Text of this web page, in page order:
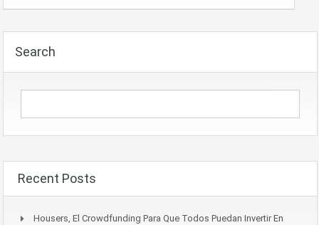
Search
Recent Posts
Housers, El Crowdfunding Para Que Todos Puedan Invertir En